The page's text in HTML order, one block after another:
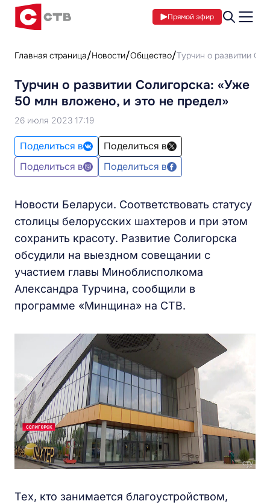
Прямой эфир
Главная страница Новости Общество Турчин о развитии
Турчин о развитии Солигорска: «Уже
50 млн вложено, и это не предел»
26 июля 2023 17:19
Поделиться в
Поделиться в
Поделиться в
Поделиться в
Новости Беларуси. Соответствовать статусу
столицы белорусских шахтеров и при этом
сохранить красоту. Развитие Солигорска
обсудили на выездном совещании с
участием главы Миноблисполкома
Александра Турчина, сообщили в
программе «Минщина» на СТВ.
Тех, кто занимается благоустройством,